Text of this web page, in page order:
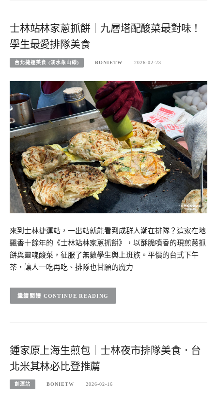
士林站林家蔥抓餅｜九層塔配酸菜最對味！
學生最愛排隊美食
台北捷運美食 (淡水象山線) BONIETW 2026-02-23
來到士林捷運站，一出站就能看到成群人潮在排隊？這家在地
飄香十餘年的《士林站林家蔥抓餅》，以酥脆噴香的現煎蔥抓
餅與靈魂酸菜，征服了無數學生與上班族。平價的台式下午
茶，讓人一吃再吃、排隊也甘願的魔力
CONTINUE READING
鍾家原上海生煎包｜士林夜市排隊美食．台
北米其林必比登推薦
劍潭站 BONIETW 2026-02-16